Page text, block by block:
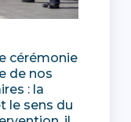
cérémonie
de nos
: la
le sens du